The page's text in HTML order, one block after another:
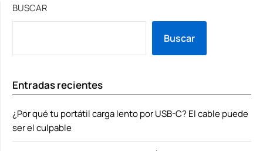
BUSCAR
Buscar
Entradas recientes
¿Por qué tu portátil carga lento por USB-C? El cable puede
ser el culpable